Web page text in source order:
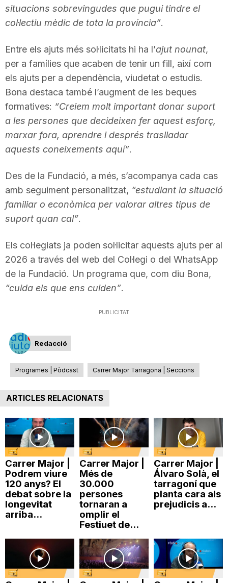
r
o
n
situacions sobrevingudes que pugui tindre el
col·lectiu mèdic de tota la província”.
Entre els ajuts més sol·licitats hi ha l’ajut nounat,
per a famílies que acaben de tenir un fill, així com
els ajuts per a dependència, viudetat o estudis.
Bona destaca també l’augment de les beques
formatives: “Creiem molt important donar suport
a les persones que decideixen fer aquest esforç,
marxar fora, aprendre i després traslladar
aquests coneixements aquí”.
Des de la Fundació, a més, s’acompanya cada cas
amb seguiment personalitzat, “estudiant la situació
familiar o econòmica per valorar altres tipus de
suport quan cal”.
Els col·legiats ja poden sol·licitar aquests ajuts per al
2026 a través del web del Col·legi o del WhatsApp
de la Fundació. Un programa que, com diu Bona,
“cuida els que ens cuiden”.
PUBLICITAT
Redacció
Programes | Pòdcast Carrer Major Tarragona | Seccions
ARTICLES RELACIONATS
Carrer Major |
Podrem viure
120 anys? El
debat sobre la
longevitat
arriba...
Carrer Major |
Més de
30.000
persones
tornaran a
omplir el
Festiuet de...
Carrer Major |
Álvaro Solà, el
tarragoní que
planta cara als
prejudicis a...